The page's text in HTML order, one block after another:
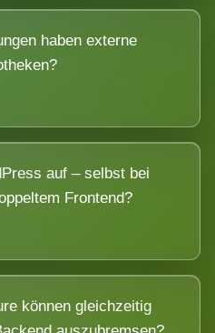
haben externe
auf – selbst bei
Frontend?
können gleichzeitig